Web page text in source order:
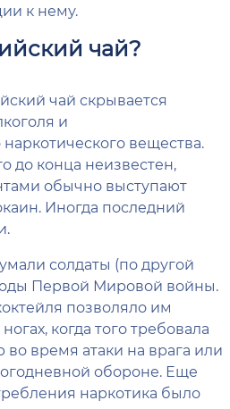
к нему.
чай?
чай скрывается
и
вещества.
до конца неизвестен,
обычно выступают
Иногда последний
солдаты (по другой
Первой Мировой войны.
позволяло им
когда того требовала
время атаки на врага или
обороне. Еще
наркотика было